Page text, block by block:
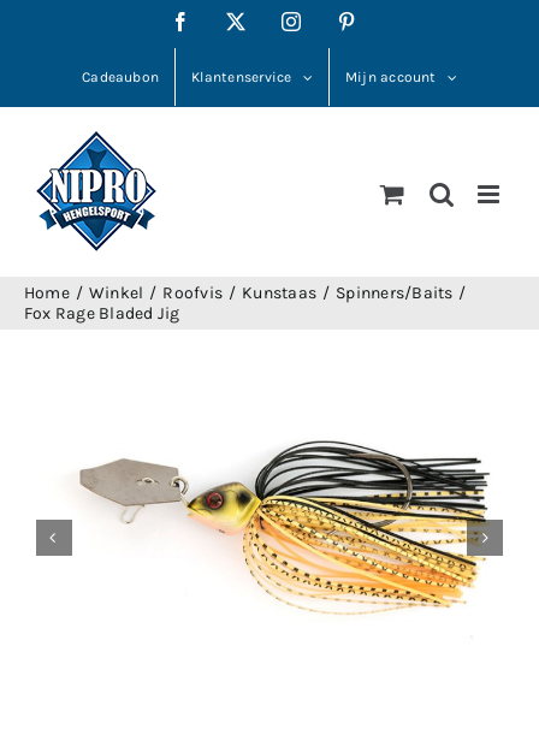
Facebook Instagram
Cadeaubon Klantenservice Mijn account
Home Winkel Roofvis Kunstaas
Spinners/Baits
Fox Rage Bladed Jig